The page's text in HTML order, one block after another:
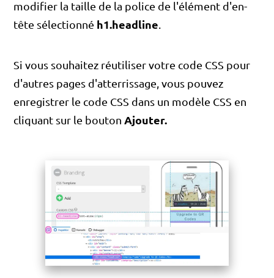
modifier la taille de la police de l'élément d'en-
tête sélectionné h1.headline
Si vous souhaitez réutiliser votre code CSS pour
d'autres pages d'atterrissage, vous pouvez
enregistrer le code CSS dans un modèle CSS en
cliquant sur le bouton Ajouter.